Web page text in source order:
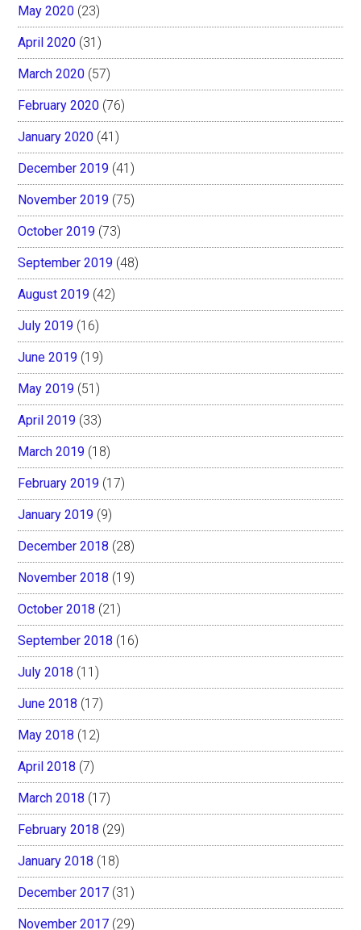
May 2020 (23)
April 2020 (31)
March 2020 (57)
February 2020 (76)
January 2020 (41)
December 2019 (41)
November 2019 (75)
October 2019 (73)
September 2019 (48)
August 2019 (42)
July 2019 (16)
June 2019 (19)
May 2019 (51)
April 2019 (33)
March 2019 (18)
February 2019 (17)
January 2019 (9)
December 2018 (28)
November 2018 (19)
October 2018 (21)
September 2018 (16)
July 2018 (11)
June 2018 (17)
May 2018 (12)
April 2018 (7)
March 2018 (17)
February 2018 (29)
January 2018 (18)
December 2017 (31)
November 2017 (29)